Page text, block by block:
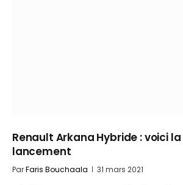
Renault Arkana Hybride : voici
lancement
ParFaris Bouchaala 31 mars 2021